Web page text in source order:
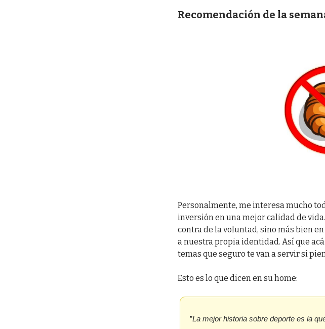
Recomendación de la
Personalmente, me interesa mucho
inversión en una mejor calidad de
contra de la voluntad, sino más bien
a nuestra propia identidad. Así que
temas que seguro te van a servir si
Esto es lo que dicen en su home:
”La mejor historia sobre deporte es la